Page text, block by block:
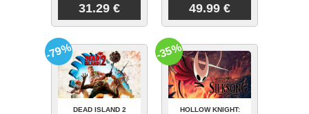
31.29 € 49.99 €
DEAD ISLAND 2
-79%
HOLLOW KNIGHT:
-35%